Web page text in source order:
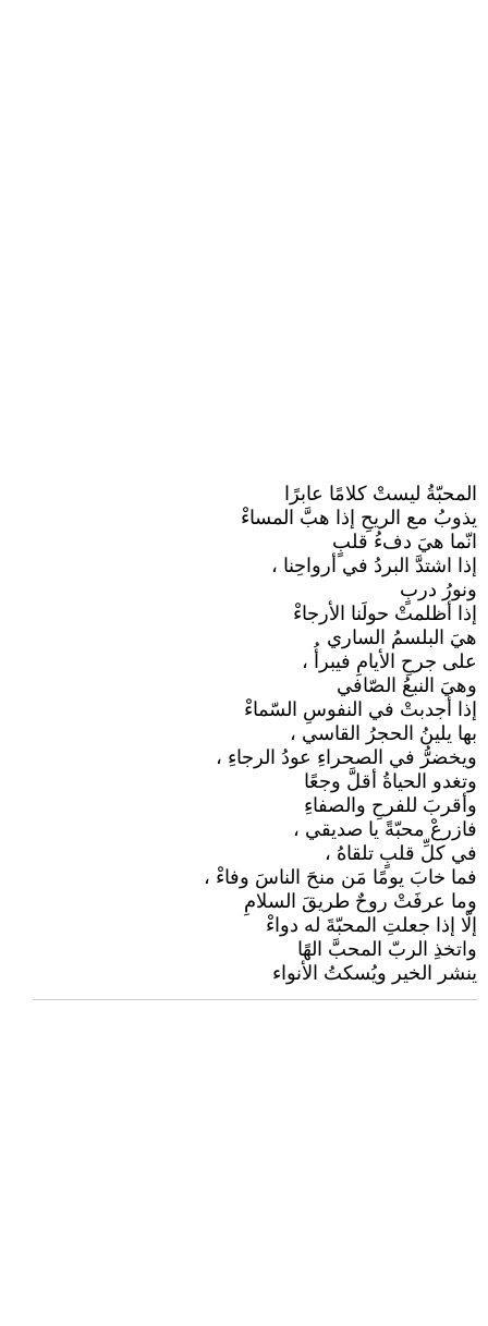
المحبّةُ ليستْ كلامًا عابرًا
يذوبُ مع الريحِ إذا هبَّ المساءْ
انّما هيَ دفءُ قلبٍ
إذا اشتدَّ البردُ في أرواحِنا ،
ونورُ دربٍ
إذا أظلمتْ حولَنا الأرجاءْ
هيَ البلسمُ الساري
على جرحِ الأيامِ فيبرأُ ،
وهيَ النبعُ الصّافي
إذا أجدبتْ في النفوسِ السّماءْ
بها يلينُ الحجرُ القاسي ،
ويخضرُّ في الصحراءِ عودُ الرجاءِ ،
وتغدو الحياةُ أقلَّ وجعًا
وأقربَ للفرحِ والصفاءِ
فازرعْ محبّةً يا صديقي ،
في كلِّ قلبٍ تلقاهُ ،
فما خابَ يومًا مَن منحَ الناسَ وفاءْ ،
وما عرفَتْ روحٌ طريقَ السلامِ
إلّا إذا جعلتِ المحبّةَ له دواءْ
واتخذِ الربّ المحبَّ الهًا
ينشر الخير ويُسكتُ الأنواء